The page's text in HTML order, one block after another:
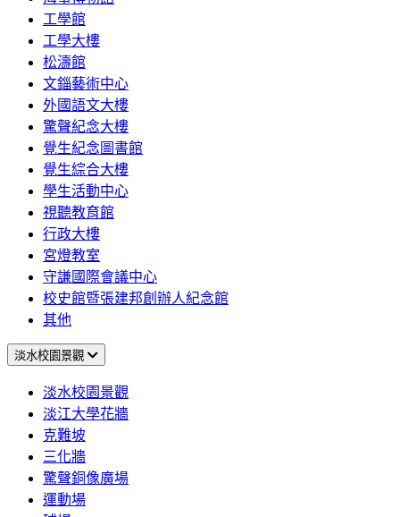
工學館
工學大樓
松濤館
文錙藝術中心
外國語文大樓
驚聲紀念大樓
覺生紀念圖書館
覺生綜合大樓
學生活動中心
視聽教育館
行政大樓
宮燈教室
守謙國際會議中心
校史館暨張建邦創辦人紀念館
其他
淡水校園景觀
淡水校園景觀
淡江大學花牆
克難坡
三化牆
驚聲銅像廣場
運動場